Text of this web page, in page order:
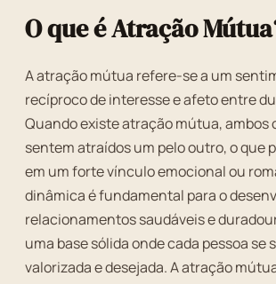
O que é Atração
A atração mútua refere-se a um
recíproco de interesse e afeto entre
Quando existe atração mútua, ambos
sentem atraídos um pelo outro, o que
em um forte vínculo emocional ou
dinâmica é fundamental para o
relacionamentos saudáveis e
uma base sólida onde cada pessoa se
valorizada e desejada. A atração